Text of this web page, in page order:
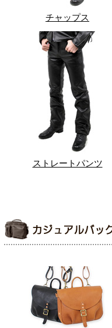
チャップス
ストレートパンツ